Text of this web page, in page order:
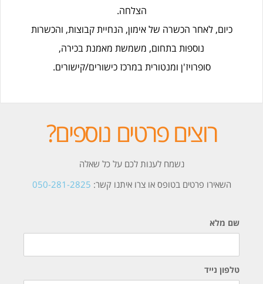
הצלחה.
כיום, לאחר הכשרה של אימון, הנחיית קבוצות, והכשרות
נוספות בתחום, משמשת מאמנת בכירה,
סופרויז'ן ומנטורית במרכז כישורים/קישורים.
רוצים פרטים נוספים?
נשמח לענות לכם על כל שאלה
השאירו פרטים בטופס או צרו איתנו קשר: 050-281-2825
שם מלא
טלפון נייד